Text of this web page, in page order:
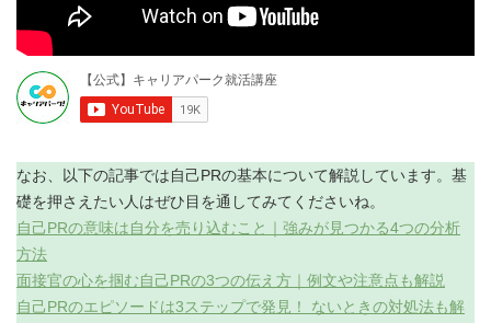
なお、以下の記事では自己PRの基本について解説しています。基
礎を押さえたい人はぜひ目を通してみてくださいね。
自己PRの意味は自分を売り込むこと｜強みが見つかる4つの分析
方法
面接官の心を掴む自己PRの3つの伝え方｜例文や注意点も解説
自己PRのエピソードは3ステップで発見！ ないときの対処法も解